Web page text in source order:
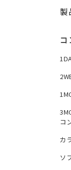
製
コ
カ
ソ